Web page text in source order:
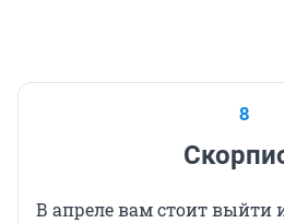
8
В апреле вам стоит выйти